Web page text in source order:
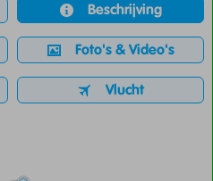
Beschrijving
Foto's & Video's
Vlucht